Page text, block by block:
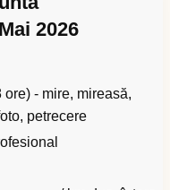
2026
- mire, mireasă,
petrecere